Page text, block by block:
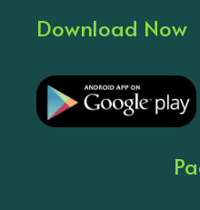
Download Now